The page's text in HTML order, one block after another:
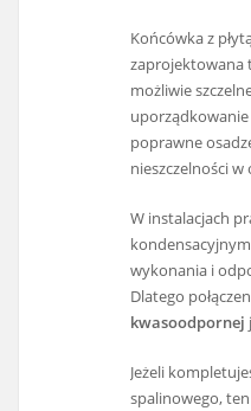
Końcówka z
zaprojektowana
możliwie
poprawne
nieszczelności w
W instalacjach
wykonania i
Dlatego
kwasoodpornej
Jeżeli
spalinowego,